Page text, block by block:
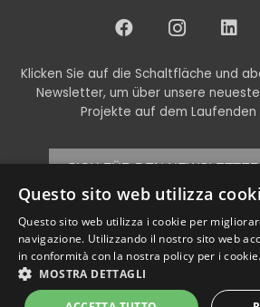
Klicken Sie auf die Schaltfläche und
Newsletter, um über unsere
Projekte auf dem Laufenden
SICH FÜR DEN
© Copyright 2024 Codex srl – Alle
P.Iva und C.F. 00898460266 – REA TV-269315 –
Questo sito web utilizza
Questo sito web utilizza i cookie per
navigazione. Utilizzando il nostro sito web
in conformità con la nostra policy per i cookie.
MOSTRA DETTAGLI